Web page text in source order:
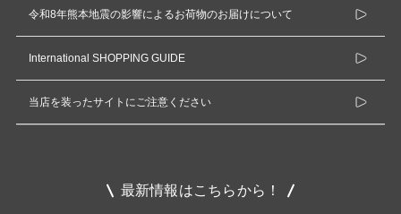
令和8年熊本地震の影響によるお荷物のお届けについて
International SHOPPING GUIDE
当店を装ったサイトにご注意ください
最新情報はこちらから！